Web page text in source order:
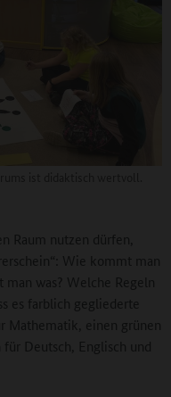
Raum nutzen dürfen,
Wie kommt man
was? Welche Regeln
es farblich gegliederte
Mathematik, einen grünen
Deutsch, Englisch und